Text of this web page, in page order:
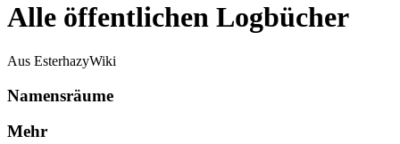
Alle öffentlichen Logbücher
Aus EsterhazyWiki
Namensräume
Mehr